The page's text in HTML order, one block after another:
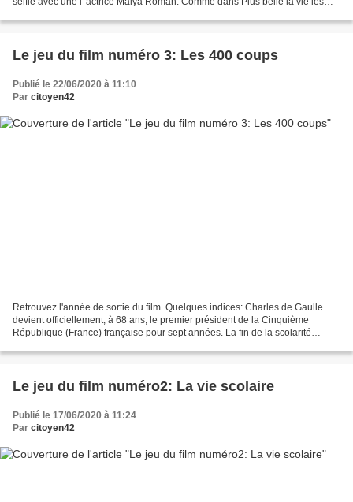
Le jeu du film numéro 3: Les 400 coups
Publié le 22/06/2020 à 11:10
Par citoyen42
Retrouvez l'année de sortie du film. Quelques indices: Charles de Gaulle
devient officiellement, à 68 ans, le premier président de la Cinquième
République (France) française pour sept années. La fin de la scolarité
Le jeu du film numéro2: La vie scolaire
Publié le 17/06/2020 à 11:24
Par citoyen42